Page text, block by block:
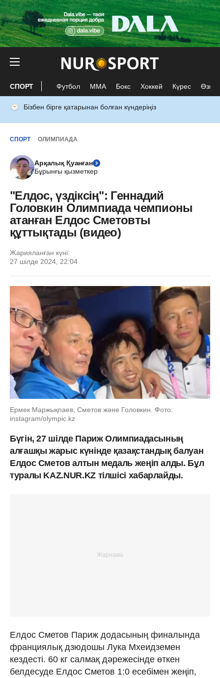
СПОРТ Футбол ММА Бокс Хоккей Күрес Өзге
Бізбен бірге қатарынан болған күндеріңіз
СПОРТ ОЛИМПИАДА
Арқалық Қуанған
Бұрынғы қызметкер
"Елдос, үздіксің": Геннадий
Головкин Олимпиада чемпионы
атанған Елдос Сметовты
құттықтады (видео)
Жарияланған күні:
27 шілде 2024, 22:04
Ермек Маржықпаев, Сметов және Головкин. Фото:
instagram/olympic.kz
Бүгін, 27 шілде Париж Олимпиадасының
алғашқы жарыс күнінде қазақстандық балуан
Елдос Сметов алтын медаль жеңіп алды. Бұл
туралы KAZ.NUR.KZ тілшісі хабарлайды.
Елдос Сметов Париж додасының финалында
франциялық дзюдошы Лука Мхеидземен
кездесті. 60 кг салмақ дәрежесінде өткен
белдесуде Елдос Сметов 1:0 есебімен жеңіп,